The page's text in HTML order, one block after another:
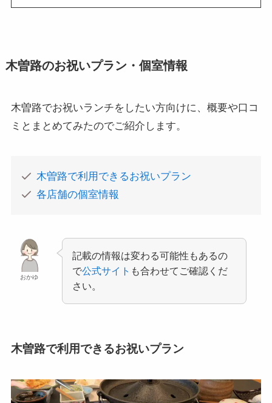
木曽路のお祝いプラン・個室情報
木曽路でお祝いランチをしたい方向けに、概要や口コ
ミとまとめてみたのでご紹介します。
木曽路で利用できるお祝いプラン
各店舗の個室情報
おかゆ
記載の情報は変わる可能性もあるの
で公式サイト も合わせてご確認くだ
さい。
木曽路で利用できるお祝いプラン